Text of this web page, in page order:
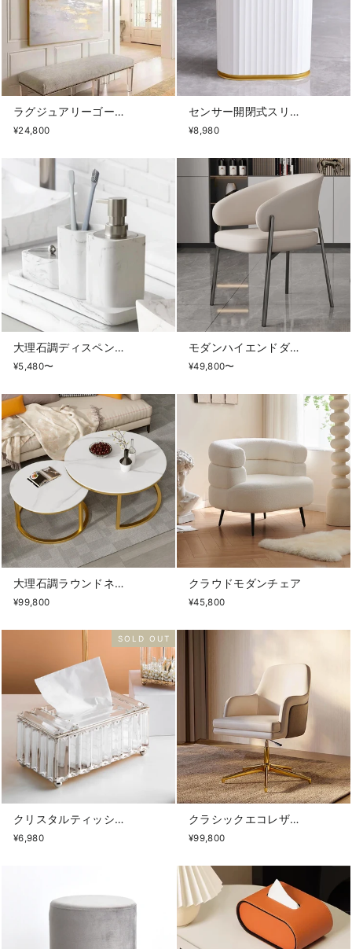
ラグジュアリーゴールドフォイルアート
¥24,800
センサー開閉式スリムゴミ箱7L
¥8,980
大理石調ディスペンサー
¥5,480〜
モダンハイエンドダイニングチェア
¥49,800〜
大理石調ラウンドネストテーブル
¥99,800
クラウドモダンチェア
¥45,800
SOLD OUT
クリスタルティッシュケース
¥6,980
クラシックエコレザーオフィスチェア
¥99,800